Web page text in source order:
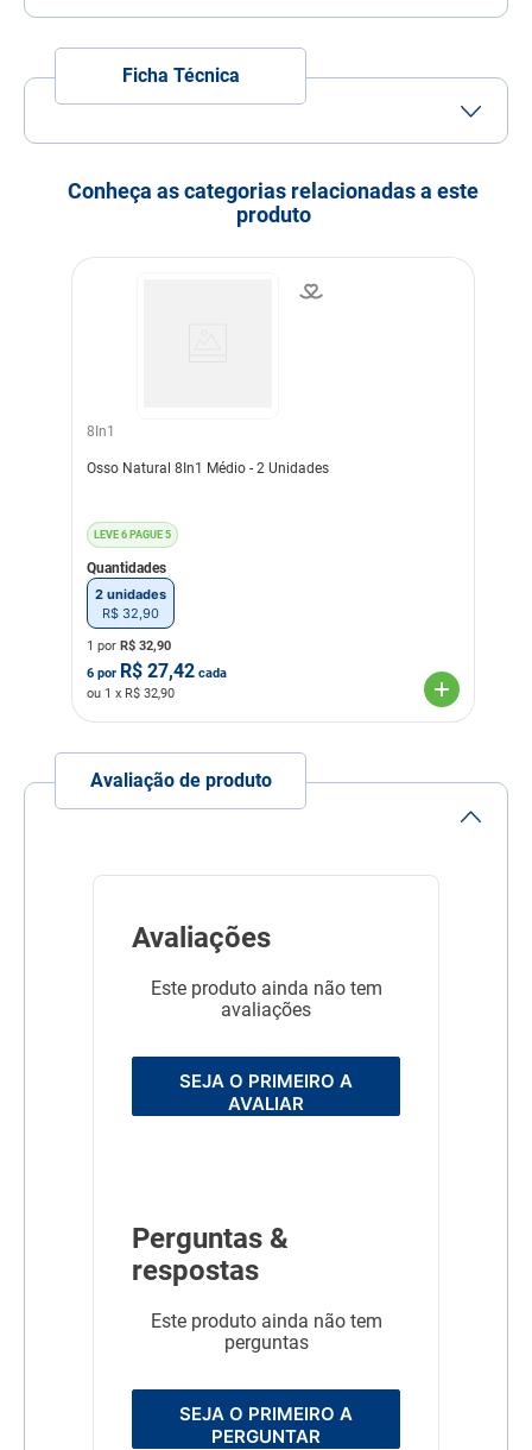
Ficha Técnica
Cachorros
Modo de uso
Snacks é usado como
agrado e como prêmio no
entretenimento - Uso diário
Transgênico
Conheça as categorias relacionadas a este
produto
8In1
Osso Natural 8In1 Médio - 2 Unidades
LEVE 6 PAGUE 5
Quantidades
2 unidades
R$ 32 90
1 por R$ 32,90
6 por R$ 27,42 cada
ou 1 x R$ 32,90
Avaliação de produto
Avaliações
Este produto ainda não tem
avaliações
SEJA O PRIMEIRO A
AVALIAR
Perguntas &
respostas
Este produto ainda não tem
perguntas
SEJA O PRIMEIRO A
PERGUNTAR